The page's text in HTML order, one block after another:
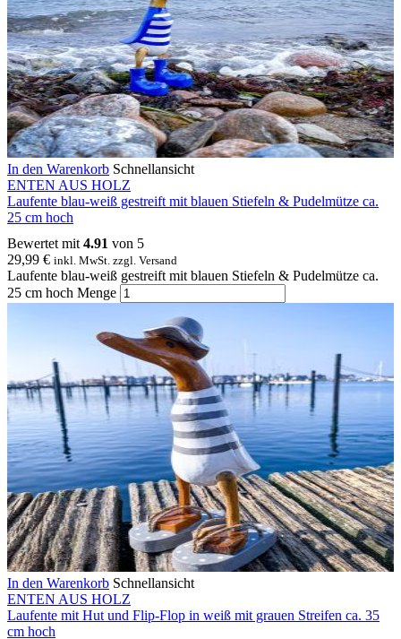
In den Warenkorb Schnellansicht
ENTEN AUS HOLZ
Laufente blau-weiß gestreift mit blauen Stiefeln & Pudelmütze ca.
25 cm hoch
Bewertet mit 4.91 von 5
29,99 € inkl. MwSt. zzgl. Versand
Laufente blau-weiß gestreift mit blauen Stiefeln & Pudelmütze ca.
25 cm hoch Menge
In den Warenkorb Schnellansicht
ENTEN AUS HOLZ
Laufente mit Hut und Flip-Flop in weiß mit grauen Streifen ca. 35
cm hoch